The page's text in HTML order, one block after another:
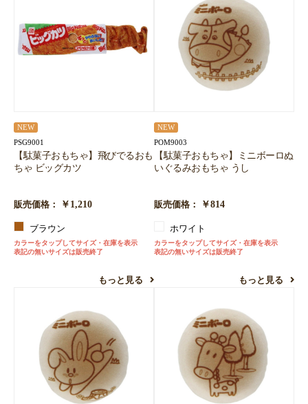
NEW
PSG9001
【駄菓子おもちゃ】飛びでるおも
ちゃ ビッグカツ
販売価格： ￥1,210
ブラウン
カラーをタップしてサイズ・在庫を表示
表記の無いサイズは販売終了
もっと見る
NEW
POM9003
【駄菓子おもちゃ】ミニボーロぬ
いぐるみおもちゃ うし
販売価格： ￥814
ホワイト
カラーをタップしてサイズ・在庫を表示
表記の無いサイズは販売終了
もっと見る